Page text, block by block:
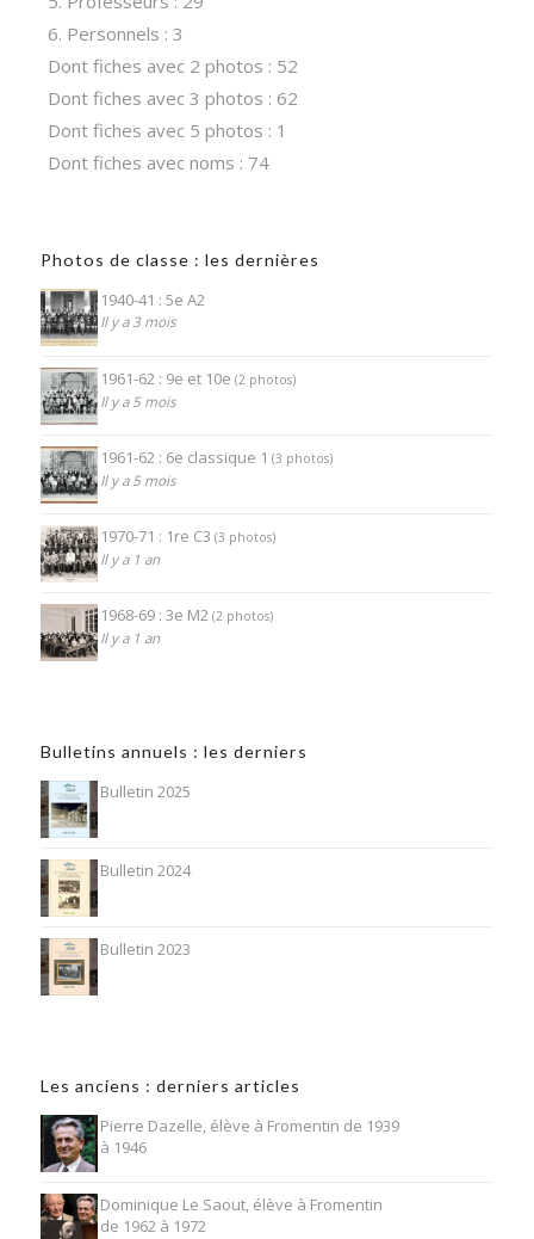
6. Personnels : 3
Dont fiches avec 2 photos : 52
Dont fiches avec 3 photos : 62
Dont fiches avec 5 photos : 1
Dont fiches avec noms : 74
Photos de classe : les dernières
1940-41 : 5e A2
Il y a 3 mois
1961-62 : 9e et 10e (2 photos)
Il y a 5 mois
1961-62 : 6e classique 1 (3 photos)
Il y a 5 mois
1970-71 : 1re C3 (3 photos)
Il y a 1 an
1968-69 : 3e M2 (2 photos)
Il y a 1 an
Bulletins annuels : les derniers
Bulletin 2025
Bulletin 2024
Bulletin 2023
Les anciens : derniers articles
Pierre Dazelle, élève à Fromentin de 1939
à 1946
Dominique Le Saout, élève à Fromentin
de 1962 à 1972